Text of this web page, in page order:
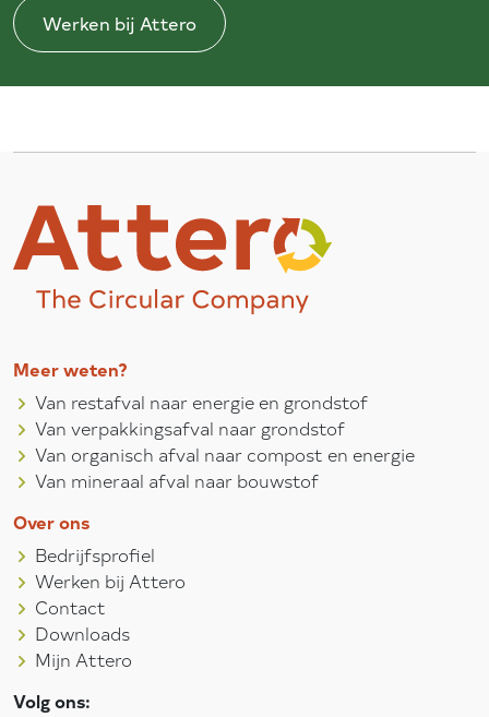
Werken bij Attero
Meer weten?
Van restafval naar energie en grondstof
Van verpakkingsafval naar grondstof
Van organisch afval naar compost en energie
Van mineraal afval naar bouwstof
Over ons
Bedrijfsprofiel
Werken bij Attero
Contact
Downloads
Mijn Attero
Volg ons: